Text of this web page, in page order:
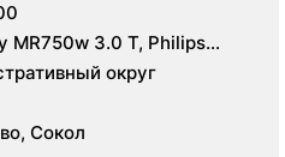
MR750w 3.0 T, Philips
HDx 0.35T, КТ Philips
LightSpeed 64 среза,
16 срезов
округ
Сокол